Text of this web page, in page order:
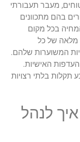
מעבר תעבורתי
בהם מתכוונים
בכל מקום
מלאה של כל
המשוערות שלהם.
האישיות.
תקלות בלתי רצויות
איך לנהל